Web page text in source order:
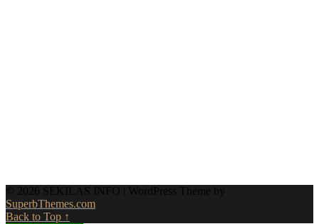
© 2026 SEKILAS INFO
| WordPress Theme by
SuperbThemes.com
Back to Top ↑